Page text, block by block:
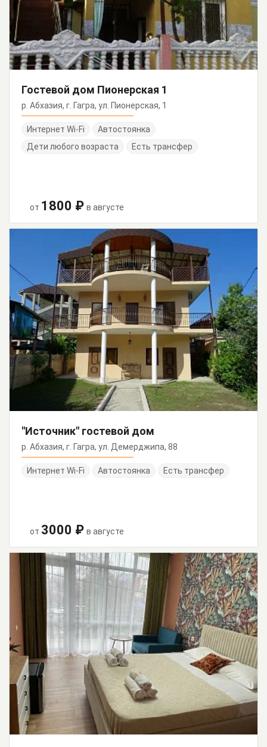
Гостевой дом Пионерская 1
р. Абхазия, г. Гагра, ул. Пионерская, 1
Интернет Wi-Fi
Автостоянка
Дети любого возраста
Есть трансфер
от 1800 ₽ в августе
"Источник" гостевой дом
р. Абхазия, г. Гагра, ул. Демерджипа, 88
Интернет Wi-Fi Автостоянка Есть трансфер
от 3000 ₽ в августе